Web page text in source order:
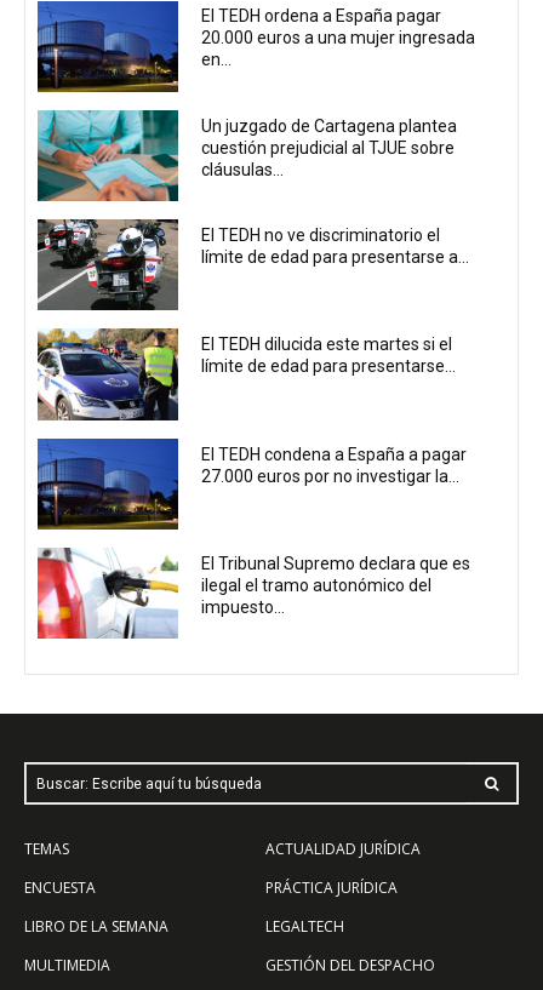
El TEDH ordena a España pagar
20.000 euros a una mujer ingresada
en...
Un juzgado de Cartagena plantea
cuestión prejudicial al TJUE sobre
cláusulas...
El TEDH no ve discriminatorio el
límite de edad para presentarse a...
El TEDH dilucida este martes si el
límite de edad para presentarse...
El TEDH condena a España a pagar
27.000 euros por no investigar la...
El Tribunal Supremo declara que es
ilegal el tramo autonómico del
impuesto...
Buscar: Escribe aquí tu búsqueda
TEMAS
ENCUESTA
LIBRO DE LA SEMANA
MULTIMEDIA
ACTUALIDAD JURÍDICA
PRÁCTICA JURÍDICA
LEGALTECH
GESTIÓN DEL DESPACHO